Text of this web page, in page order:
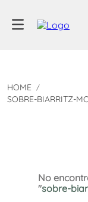
SOBRE-BIARRITZ-
No
"sobre-